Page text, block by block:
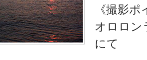
《撮影
オロロ
にて